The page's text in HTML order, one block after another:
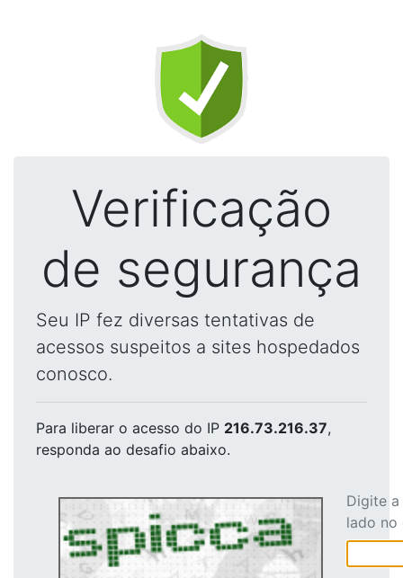
Verificação
de segurança
Seu IP fez diversas tentativas de
acessos suspeitos a sites hospedados
conosco.
Para liberar o acesso do IP 216.73.216.37,
responda ao desafio abaixo.
Digite
lado no